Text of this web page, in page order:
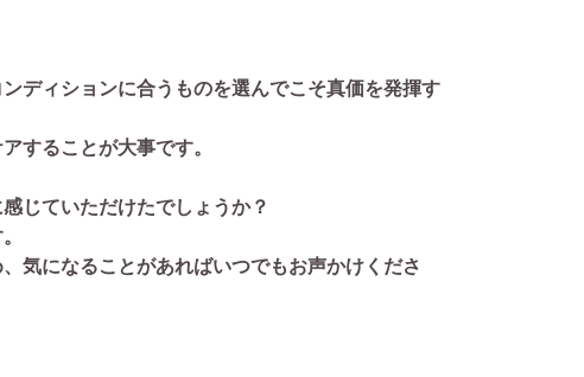
ディションに合うものを選んでこそ真価を発揮す
することが大事です。
じていただけたでしょうか？
気になることがあればいつでもお声かけくださ